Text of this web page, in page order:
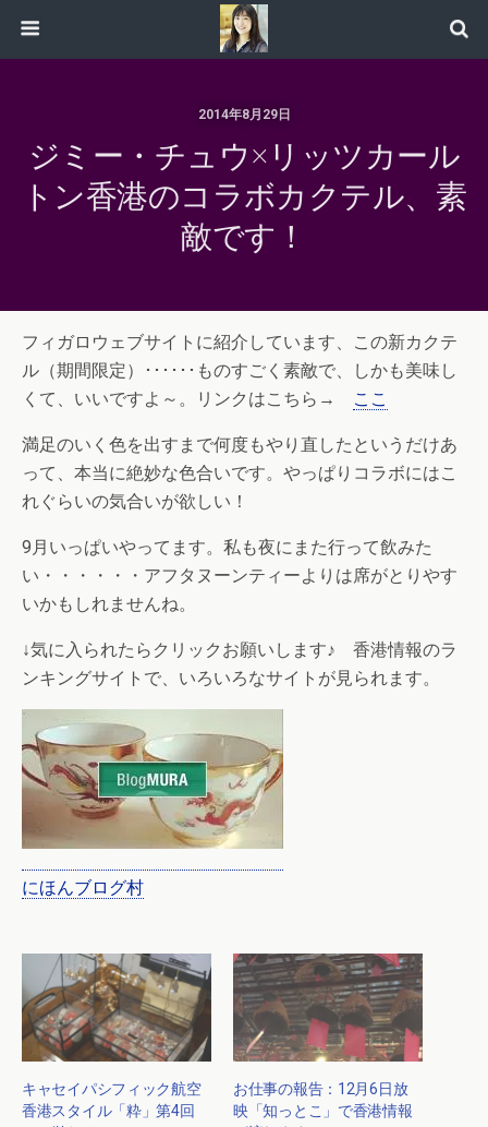
2014年8月29日
ジミー・チュウ×リッツカール
トン香港のコラボカクテル、素
敵です！
フィガロウェブサイトに紹介しています、この新カクテ
ル（期間限定）･･････ものすごく素敵で、しかも美味し
くて、いいですよ～。リンクはこちら→
ここ
満足のいく色を出すまで何度もやり直したというだけあ
って、本当に絶妙な色合いです。やっぱりコラボにはこ
れぐらいの気合いが欲しい！
9月いっぱいやってます。私も夜にまた行って飲みた
い・・・・・・アフタヌーンティーよりは席がとりやす
いかもしれませんね。
↓気に入られたらクリックお願いします♪ 香港情報のラ
ンキングサイトで、いろいろなサイトが見られます。
にほんブログ村
キャセイパシフィック航空
香港スタイル「粋」第4回
お仕事の報告：12月6日放
映「知っとこ」で香港情報